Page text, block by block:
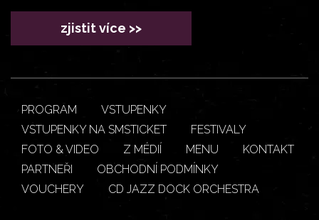
zjistit více >>
PROGRAM
VSTUPENKY
VSTUPENKY NA SMSTICKET
FESTIVALY
FOTO & VIDEO
Z MÉDIÍ MENU
KONTAKT
PARTNEŘI
OBCHODNÍ PODMÍNKY
VOUCHERY
CD JAZZ DOCK ORCHESTRA